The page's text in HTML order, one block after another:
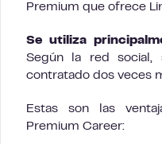
Premium que ofrece
Se utiliza
Según la red social,
contratado dos veces
Estas son las
Premium Career: